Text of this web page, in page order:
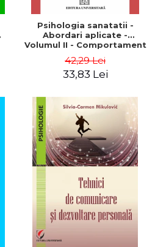
Psihologia sanatatii -
Abordari aplicate -
Volumul II - Comportament
Avram
42,29 Lei
33,83 Lei